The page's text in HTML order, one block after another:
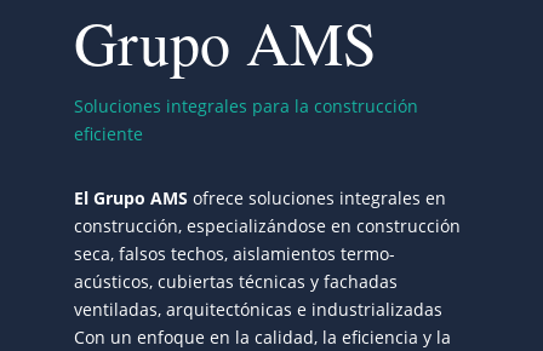
Grupo AMS
Soluciones integrales para la construcción
eficiente
El Grupo AMS ofrece soluciones integrales en
construcción, especializándose en construcción
seca, falsos techos, aislamientos termo-
acústicos, cubiertas técnicas y fachadas
ventiladas, arquitectónicas e industrializadas
Con un enfoque en la calidad, la eficiencia y la